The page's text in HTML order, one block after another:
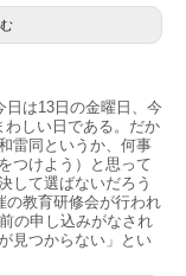
は13日の金曜日、今
しい日である。だか
雷同というか、何事
つけよう）と思って
して選ばないだろう
教育研修会が行われ
の申し込みがなされ
見つからない」とい